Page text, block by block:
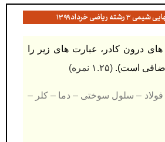
ریاضی خرداد ۱۳۹۹
های درون کادر، عبارت های زیر را
اضافی است). (۱.۲۵ نمره)
فولاد – سلول سوختی – دما – کلر –